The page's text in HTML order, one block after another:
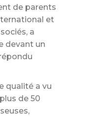
de parents
et
a
devant un
qualité a vu
de 50